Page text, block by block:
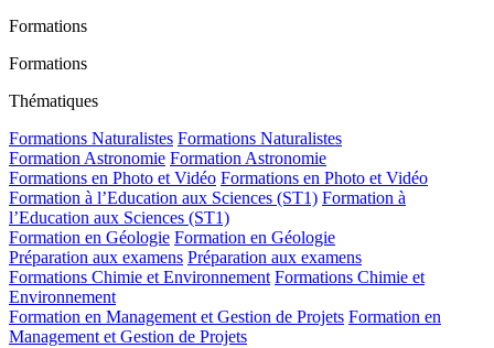
Formations
Formations
Thématiques
Formations Naturalistes Formations Naturalistes
Formation Astronomie Formation Astronomie
Formations en Photo et Vidéo Formations en Photo et Vidéo
Formation à l’Education aux Sciences (ST1) Formation à
l’Education aux Sciences (ST1)
Formation en Géologie Formation en Géologie
Préparation aux examens Préparation aux examens
Formations Chimie et Environnement Formations Chimie et
Environnement
Formation en Management et Gestion de Projets Formation en
Management et Gestion de Projets